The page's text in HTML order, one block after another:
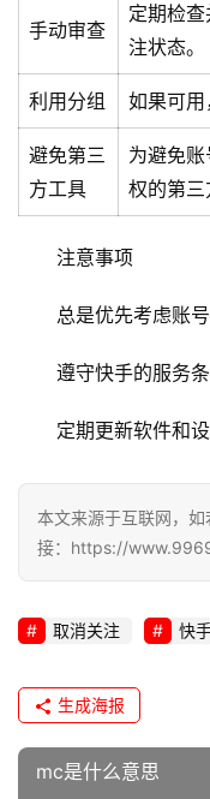
网
运
维
网
络
运
维
手动审查
定期检
注状态。
利用分组 如果可用
避免第三
方工具
为避免
权的第三
注意事项
总是优先考虑账
遵守快手的服务
定期更新软件和
本文来源于互联网，
接：https://
取消关注 快
生成海报
mc是什么意思